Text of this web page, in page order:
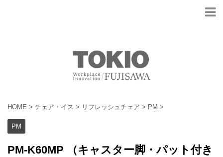
HOME > チェア・イス > リフレッシュチェア > PM >
PM
PM-K60MP （キャスター脚・パット付き